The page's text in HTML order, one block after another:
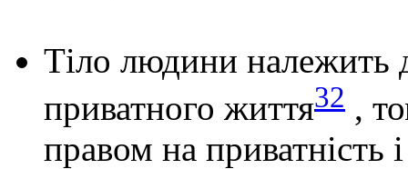
Тіло людини належить
приватного життя32 ,
правом на приватність